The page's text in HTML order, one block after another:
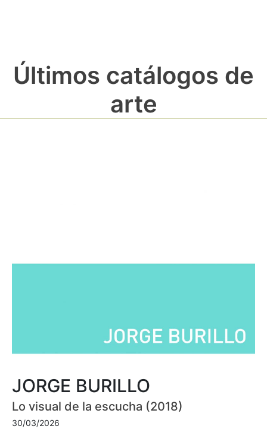
Últimos catálogos de
arte
JORGE BURILLO
Lo visual de la escucha (2018)
30/03/2026